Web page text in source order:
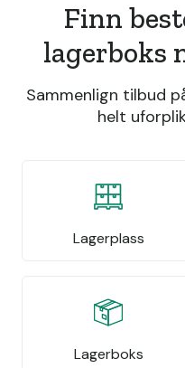
Finn
lagerboks
Sammenlign tilbud
helt
Lagerplass
Lagerboks